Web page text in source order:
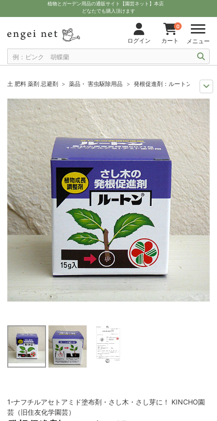
植物とガーデン用品の通販サイト【園芸ネット】本店
どなたでも購入頂けます
ログイン
0
カート メニュー
土 肥料 薬剤 忌避剤 薬品・ 害虫駆除用品
発根促進剤：ルートン15g
11月中下旬予約
グッズ・資材
発根促進剤：ルートン15g
12月上中旬予約
グッズ・資材
発根促進剤：ルートン15g
10月中下旬予約
グッズ・資材 発根促進剤：ルートン15g
1-ナフチルアセトアミド塗布剤・さし木・さし芽に！ KINCHO園
芸（旧住友化学園芸）